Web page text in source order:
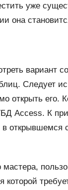
уже
она
вариант
Следует
открыть его.
Access. К
открывшемся
мастера,
которой